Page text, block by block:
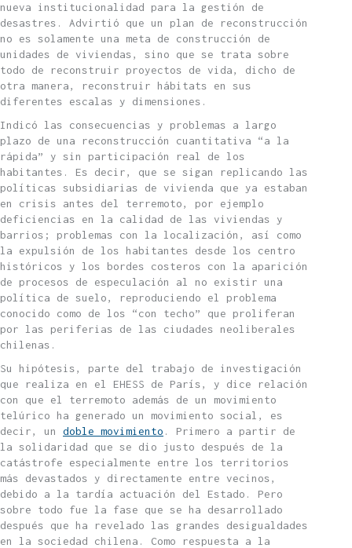
nueva institucionalidad para la gestión de
desastres. Advirtió que un plan de reconstrucción
no es solamente una meta de construcción de
unidades de viviendas, sino que se trata sobre
todo de reconstruir proyectos de vida, dicho de
otra manera, reconstruir hábitats en sus
diferentes escalas y dimensiones.
Indicó las consecuencias y problemas a largo
plazo de una reconstrucción cuantitativa “a la
rápida” y sin participación real de los
habitantes. Es decir, que se sigan replicando las
políticas subsidiarias de vivienda que ya estaban
en crisis antes del terremoto, por ejemplo
deficiencias en la calidad de las viviendas y
barrios; problemas con la localización, así como
la expulsión de los habitantes desde los centro
históricos y los bordes costeros con la aparición
de procesos de especulación al no existir una
política de suelo, reproduciendo el problema
conocido como de los “con techo” que proliferan
por las periferias de las ciudades neoliberales
chilenas.
Su hipótesis, parte del trabajo de investigación
que realiza en el EHESS de París, y dice relación
con que el terremoto además de un movimiento
telúrico ha generado un movimiento social, es
decir, un doble movimiento . Primero a partir de
la solidaridad que se dio justo después de la
catástrofe especialmente entre los territorios
más devastados y directamente entre vecinos,
debido a la tardía actuación del Estado. Pero
sobre todo fue la fase que se ha desarrollado
después que ha revelado las grandes desigualdades
en la sociedad chilena. Como respuesta a la